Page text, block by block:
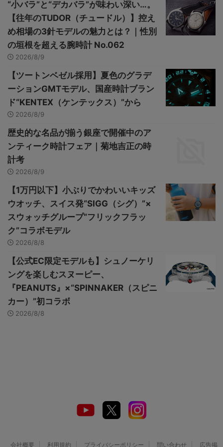
“小バラ”と“デカバラ”が味わい深い…。
【往年のTUDOR（チュードル）】控え
め相場の3針モデルの魅力とは？｜性別
の垣根を超える腕時計 No.062
2026/8/9
【ツートンベゼル採用】夏色のグラデ
ーションGMTモデル、国産時計ブラン
ド“KENTEX（ケンテックス）”から
2026/8/9
歴史的な名品が揃う銀座で開催中のア
ンティーク時計フェア｜菊地吉正の時
計考
2026/8/9
【1万円以下】小ぶりでかわいいキッズ
ウオッチ、スイス発“SIGG（シグ）”×
スウォッチグループ“フリックフラッ
ク”コラボモデル
2026/8/8
【公式EC限定モデルも】シュノーケリ
ングを楽しむスヌーピー、
『PEANUTS』×“SPINNAKER（スピニ
カー）”初コラボ
2026/8/8
会社概要 利用規約 プライバシーポリシー 問い合わせ 広告掲